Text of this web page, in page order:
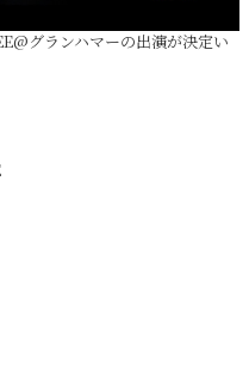
グランハマーの出演が決定い